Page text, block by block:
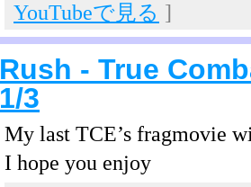
YouTubeで見る ]
Rush - True
1/3
My last TCE’s fragmovie
I hope you enjoy